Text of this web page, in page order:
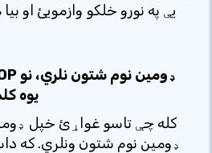
یې په نورو خلکو وازمویئ او
یوه
کله چې تاسو غواړئ خپل